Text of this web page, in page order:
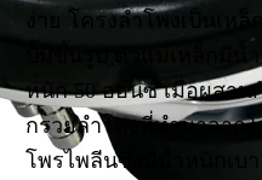
ง่าย โครงลำโพงเป็นเหล็ก
หนัก 50 ออนซ์ เมื่อผสาน
กรวยลำโพงที่ทำมาจากโ
โพรไพลีนซึ่งมีน้ำหนักเบา